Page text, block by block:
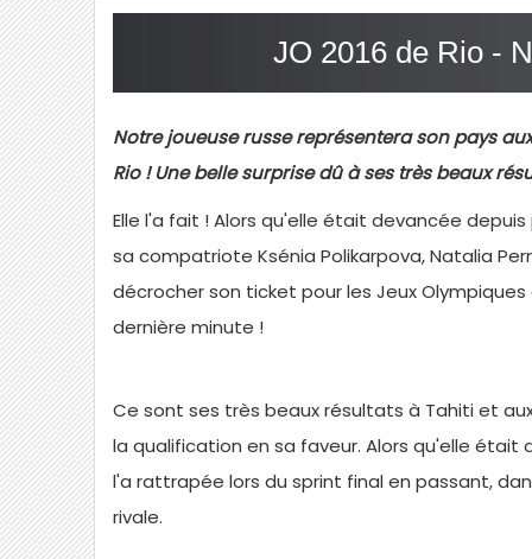
JO 2016 de Rio -
Notre joueuse russe représentera son pays
Rio ! Une belle surprise dû à ses très beaux
Elle l'a fait ! Alors qu'elle était devancée
sa compatriote Ksénia Polikarpova, Natalia
décrocher son ticket pour les Jeux
dernière minute !
Ce sont ses très beaux résultats à Tahiti et
la qualification en sa faveur. Alors qu'elle était
l'a rattrapée lors du sprint final en passant,
rivale.